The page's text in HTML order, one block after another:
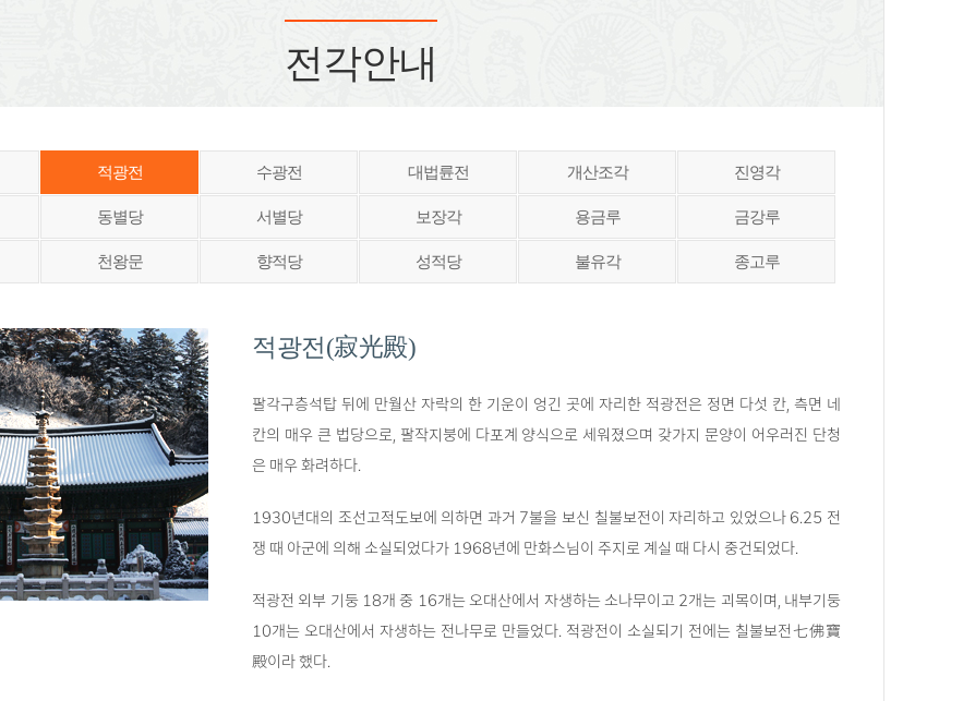
전각안내
적광전 수광전 대법륜전 개산조각 진영각
동별당 서별당 보장각 용금루 금강루
천왕문 향적당 성적당 불유각 종고루
적광전(寂光殿)
팔각구층석탑 뒤에 만월산 자락의 한 기운이 엉긴 곳에 자리한 적광전은 정면 다섯 칸, 측면 네
칸의 매우 큰 법당으로, 팔작지붕에 다포계 양식으로 세워졌으며 갖가지 문양이 어우러진 단청
은 매우 화려하다.
1930년대의 조선고적도보에 의하면 과거 7불을 보신 칠불보전이 자리하고 있었으나 6.25 전
쟁 때 아군에 의해 소실되었다가 1968년에 만화스님이 주지로 계실 때 다시 중건되었다.
적광전 외부 기둥 18개 중 16개는 오대산에서 자생하는 소나무이고 2개는 괴목이며, 내부기둥
10개는 오대산에서 자생하는 전나무로 만들었다. 적광전이 소실되기 전에는 칠불보전七佛寶
殿이라 했다.